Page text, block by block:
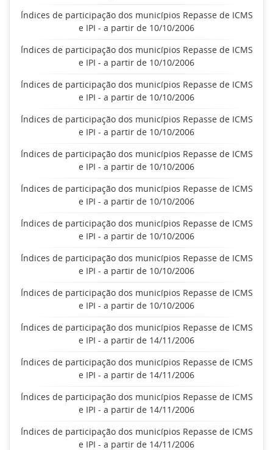
Índices de participação dos municípios Repasse de ICMS
e IPI - a partir de 10/10/2006
Índices de participação dos municípios Repasse de ICMS
e IPI - a partir de 10/10/2006
Índices de participação dos municípios Repasse de ICMS
e IPI - a partir de 10/10/2006
Índices de participação dos municípios Repasse de ICMS
e IPI - a partir de 10/10/2006
Índices de participação dos municípios Repasse de ICMS
e IPI - a partir de 10/10/2006
Índices de participação dos municípios Repasse de ICMS
e IPI - a partir de 10/10/2006
Índices de participação dos municípios Repasse de ICMS
e IPI - a partir de 10/10/2006
Índices de participação dos municípios Repasse de ICMS
e IPI - a partir de 10/10/2006
Índices de participação dos municípios Repasse de ICMS
e IPI - a partir de 10/10/2006
Índices de participação dos municípios Repasse de ICMS
e IPI - a partir de 14/11/2006
Índices de participação dos municípios Repasse de ICMS
e IPI - a partir de 14/11/2006
Índices de participação dos municípios Repasse de ICMS
e IPI - a partir de 14/11/2006
Índices de participação dos municípios Repasse de ICMS
e IPI - a partir de 14/11/2006